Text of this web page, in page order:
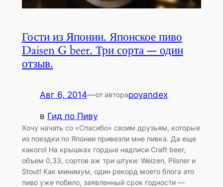
Гости из Японии. Японское пиво
Daisen G beer. Три сорта — один
отзыв.
Авг 6, 2014—от автораpoyandex
в Гид по Пиву
Хочу начать со «Спасибо» своим друзьям, которые
из поездки по Японии привезли мне пивка. Да еще
какого! На крышках гордые надписи Craft beer,
объем 0,33, сортов аж три штуки: Weizen, Pilsner и
Stout! Как минимум, один рекорд моего блога это
пиво уже побило, заявленный срок годности —